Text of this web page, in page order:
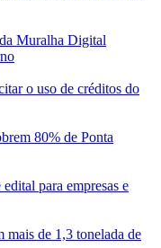
Muralha Digital
o uso de créditos do
80% de Ponta
para empresas e
mais de 1,3 tonelada de